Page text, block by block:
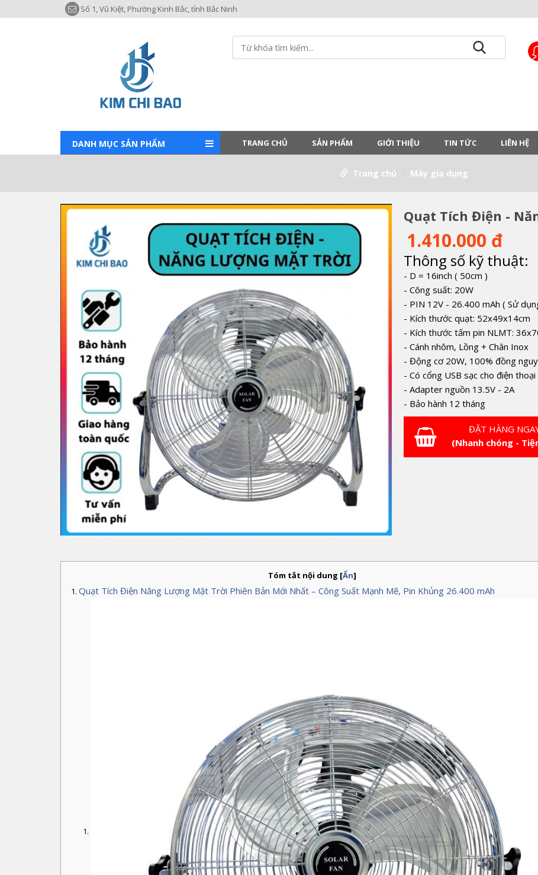
Số 1, Vũ Kiệt, Phường Kinh Bắc, tỉnh Bắc Ninh
DANH MỤC SẢN PHẨM TRANG CHỦ SẢN PHẨM GIỚI THIỆU TIN TỨC LIÊN HỆ
Trang chủ Máy gia dụng
Quạt Tích Điện -
1.410.000 đ
Thông số kỹ thuật:
- D = 16inch ( 50cm )
- Công suất: 20W
- PIN 12V - 26.400 mAh ( Sử
- Kích thước quạt: 52x49x14cm
- Kích thước tấm pin NLMT:
- Cánh nhôm, Lồng + Chân Inox
- Động cơ 20W, 100% đồng
- Có cổng USB sạc cho điện thoại
- Adapter nguồn 13.5V - 2A
- Bảo hành 12 tháng
ĐẶT HÀNG
(Nhanh chóng -
Tóm tắt nội dung [Ẩn]
Quạt Tích Điện Năng Lượng Mặt Trời Phiên Bản Mới Nhất – Công Suất Mạnh Mẽ, Pin Khủng 26.400 mAh